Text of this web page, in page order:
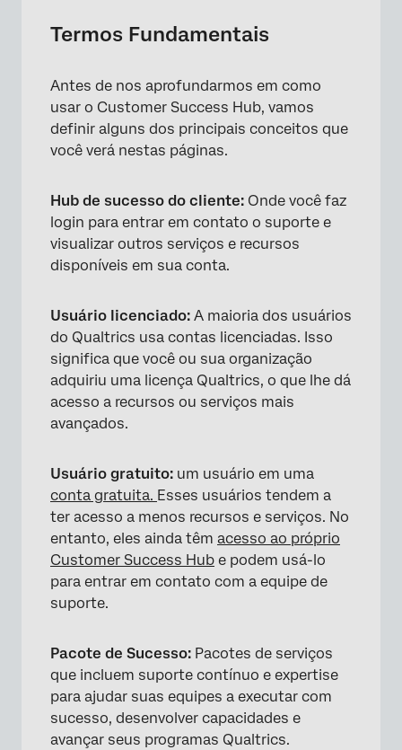
Termos Fundamentais
Antes de nos aprofundarmos em como
usar o Customer Success Hub, vamos
definir alguns dos principais conceitos que
você verá nestas páginas.
Hub de sucesso do cliente: Onde você faz
login para entrar em contato o suporte e
visualizar outros serviços e recursos
disponíveis em sua conta.
Usuário licenciado: A maioria dos usuários
do Qualtrics usa contas licenciadas. Isso
significa que você ou sua organização
adquiriu uma licença Qualtrics, o que lhe dá
acesso a recursos ou serviços mais
avançados.
Usuário gratuito: um usuário em uma
conta gratuita. Esses usuários tendem a
ter acesso a menos recursos e serviços. No
entanto, eles ainda têm acesso ao próprio
Customer Success Hub e podem usá-lo
para entrar em contato com a equipe de
suporte.
Pacote de Sucesso: Pacotes de serviços
que incluem suporte contínuo e expertise
para ajudar suas equipes a executar com
sucesso, desenvolver capacidades e
avançar seus programas Qualtrics.